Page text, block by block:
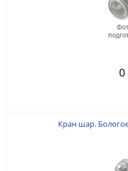
0
Кран шар.